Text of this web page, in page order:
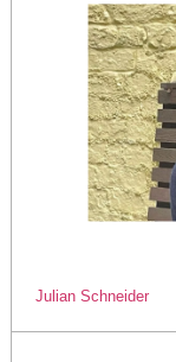
Julian Schneider